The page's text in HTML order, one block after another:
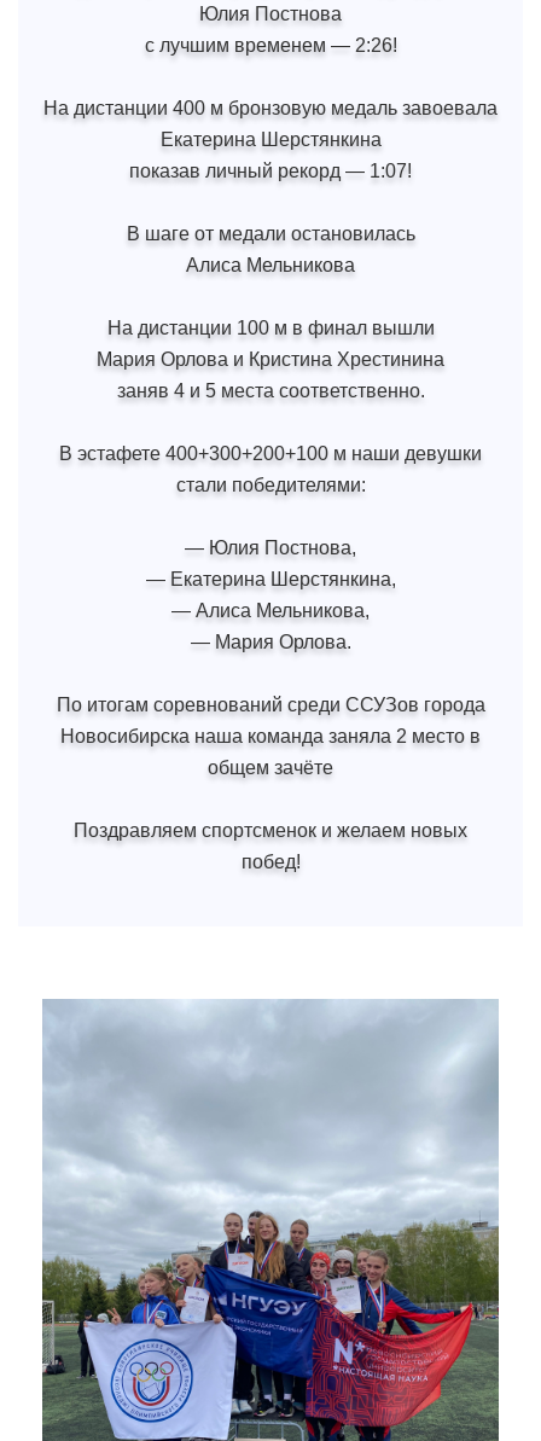
Юлия Постнова
с лучшим временем — 2:26!
На дистанции 400 м бронзовую медаль завоевала
Екатерина Шерстянкина
показав личный рекорд — 1:07!
В шаге от медали остановилась
Алиса Мельникова
На дистанции 100 м в финал вышли
Мария Орлова и Кристина Хрестинина
заняв 4 и 5 места соответственно.
В эстафете 400+300+200+100 м наши девушки
стали победителями:
— Юлия Постнова,
— Екатерина Шерстянкина,
— Алиса Мельникова,
— Мария Орлова.
По итогам соревнований среди ССУЗов города
Новосибирска наша команда заняла 2 место в
общем зачёте
Поздравляем спортсменок и желаем новых
побед!